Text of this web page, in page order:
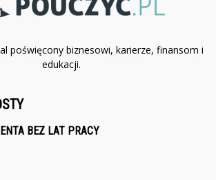
poświęcony biznesowi, karierze, finansom i
edukacji.
BEZ LAT PRACY